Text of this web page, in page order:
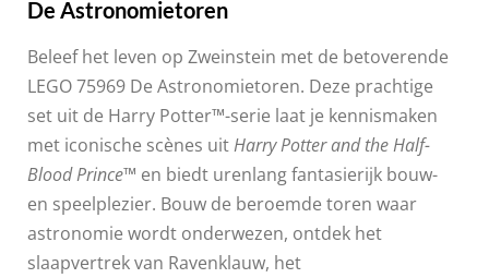
De Astronomietoren
Beleef het leven op Zweinstein met de betoverende
LEGO 75969 De Astronomietoren. Deze prachtige
set uit de Harry Potter™-serie laat je kennismaken
met iconische scènes uitHarry Potter and the Half-
Blood Prince™ en biedt urenlang fantasierijk bouw-
en speelplezier. Bouw de beroemde toren waar
astronomie wordt onderwezen, ontdek het
slaapvertrek van Ravenklauw, het